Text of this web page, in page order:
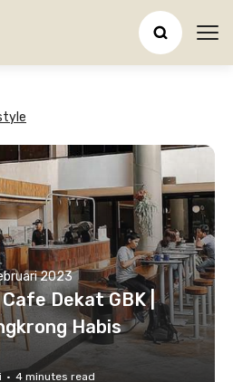
2023
Dekat GBK |
Habis
· 4 minutes read